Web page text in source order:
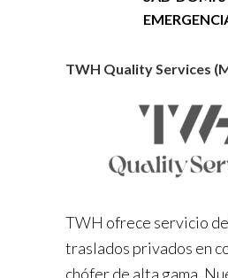
TWH Quality Services
TWH ofrece servicio
traslados privados en
chófer de alta gama.